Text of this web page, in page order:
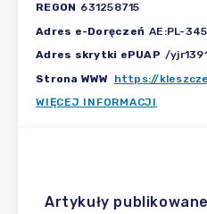
REGON 631258715
Adres e-Doręczeń AE:PL-
Adres skrytki ePUAP /
Strona WWW https://
WIĘCEJ INFORMACJI
Artykuły